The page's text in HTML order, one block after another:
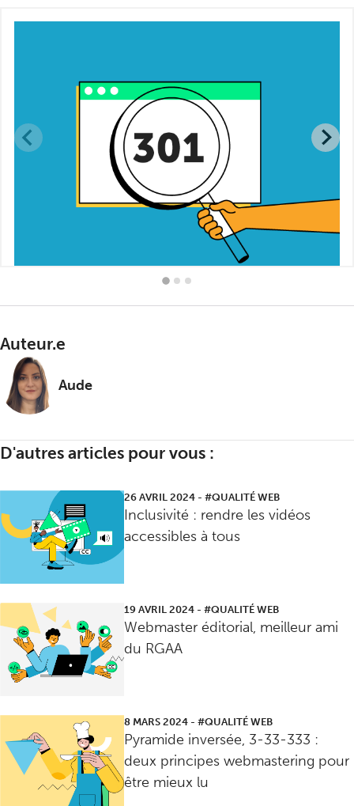
Auteur.e
Aude
D'autres articles pour vous :
26 AVRIL 2024 - #QUALITÉ WEB
Inclusivité : rendre les vidéos
accessibles à tous
19 AVRIL 2024 - #QUALITÉ WEB
Webmaster éditorial, meilleur ami
du RGAA
8 MARS 2024 - #QUALITÉ WEB
Pyramide inversée, 3-33-333 :
deux principes webmastering pour
être mieux lu